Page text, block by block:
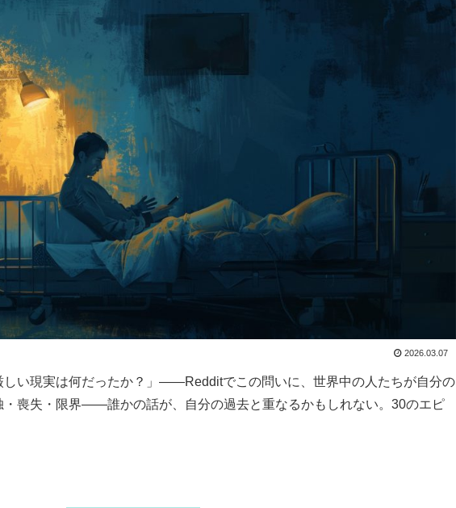
2026.03.07
しい現実は何だったか？」——Redditでこの問いに、世界中の人たちが自分の
・喪失・限界——誰かの話が、自分の過去と重なるかもしれない。30のエピ